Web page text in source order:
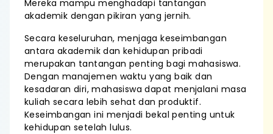
Mereka mampu menghadapi tantangan
akademik dengan pikiran yang jernih.
Secara keseluruhan, menjaga keseimbangan
antara akademik dan kehidupan pribadi
merupakan tantangan penting bagi mahasiswa.
Dengan manajemen waktu yang baik dan
kesadaran diri, mahasiswa dapat menjalani masa
kuliah secara lebih sehat dan produktif.
Keseimbangan ini menjadi bekal penting untuk
kehidupan setelah lulus.